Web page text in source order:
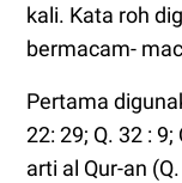
kali. Kata roh
bermacam-
Pertama
22: 29; Q. 32 :
arti al Qur-an